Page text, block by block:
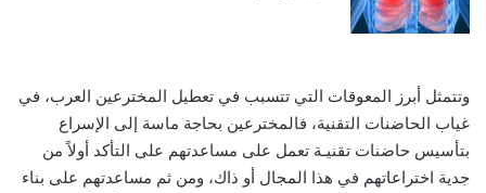
وتتمثل أبرز المعوقات التي تتسبب في تعطيل المخترعين العرب، في
غياب الحاضنات التقنية، فالمخترعين بحاجة ماسة إلى الإسراع
بتأسيس حاضنات تقنيـة تعمل على مساعدتهم على التأكد أولاً من
جدية اختراعاتهم في هذا المجال أو ذاك، ومن ثم مساعدتهم على بناء